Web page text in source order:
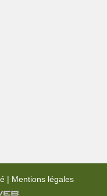
| Mentions légales